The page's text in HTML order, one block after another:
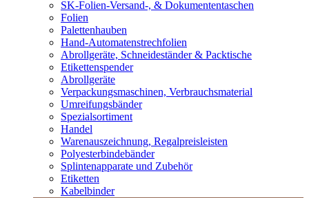
SK-Folien-Versand-, & Dokumententaschen
Folien
Palettenhauben
Hand-Automatenstrechfolien
Abrollgeräte, Schneideständer & Packtische
Etikettenspender
Abrollgeräte
Verpackungsmaschinen, Verbrauchsmaterial
Umreifungsbänder
Spezialsortiment
Handel
Warenauszeichnung, Regalpreisleisten
Polyesterbindebänder
Splintenapparate und Zubehör
Etiketten
Kabelbinder